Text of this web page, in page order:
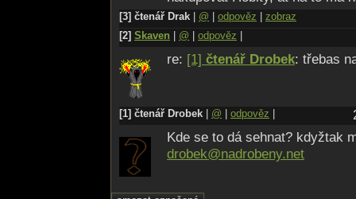
[3] čtenář Drak @ odpověz zobraz
[2] Skaven @ odpověz
re: [1] čtenář Drobek: třebas
[1] čtenář Drobek @ odpověz
Kde se to dá sehnat? kdyžtak
drobek@nadro­beny.net